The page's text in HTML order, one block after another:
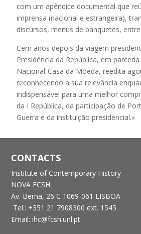
com um apêndice documental que
imprensa (nacional e estrangeira),
discursos, menus de banquetes,
Cem anos depois da viagem
Presidência da República, em
Nacional-Casa da Moeda, reedita
reconhecendo a sua relevância
indispensável para uma melhor
da I República, da participação de
Guerra e da instituição presidencial.»
CONTACTS
Institute of Contemporary History
NOVA FCSH
Av. Berna, 26 C 1069-061 LISBOA
Tel.: +351 21 7908300 ext. 1545
Email: ihc@fcsh.unl.pt